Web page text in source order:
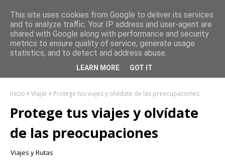
Inicio Viajar Protege tus viajes y olvídate de las preocupaciones
Protege tus viajes y olvídate
de las preocupaciones
Viajes y Rutas
This site uses cookies from Google to deliver its services
and to analyze traffic. Your IP address and user-agent are
shared with Google along with performance and security
metrics to ensure quality of service, generate usage
statistics, and to detect and address abuse.
LEARN MORE GOT IT